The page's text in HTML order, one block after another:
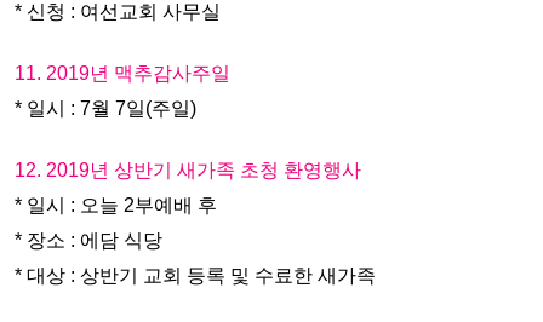
* 신청 : 여선교회 사무실
11. 2019년 맥추감사주일
* 일시 : 7월 7일(주일)
12. 2019년 상반기 새가족 초청 환영행사
* 일시 : 오늘 2부예배 후
* 장소 : 에담 식당
* 대상 : 상반기 교회 등록 및 수료한 새가족